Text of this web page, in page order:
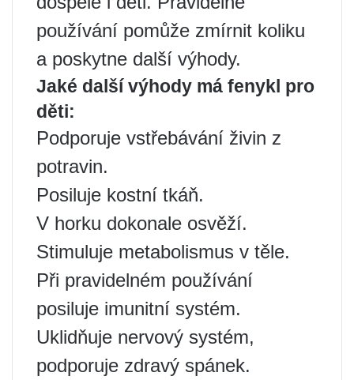
používání pomůže zmírnit koliku
a poskytne další výhody.
Jaké další výhody má fenykl pro
děti:
Podporuje vstřebávání živin z
potravin.
Posiluje kostní tkáň.
V horku dokonale osvěží.
Stimuluje metabolismus v těle.
Při pravidelném používání
posiluje imunitní systém.
Uklidňuje nervový systém,
podporuje zdravý spánek.